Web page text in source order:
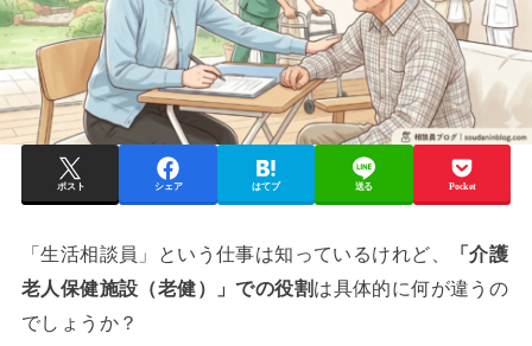
ポスト シェア はてブ 送る Pocket
「生活相談員」という仕事は知っているけれど、
「介護
老人保健施設（老健）」での役割は具体的に何が違うの
でしょうか？